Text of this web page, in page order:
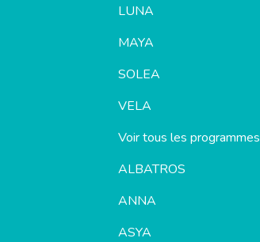
LUNA
MAYA
SOLEA
VELA
Voir tous les programmes
ALBATROS
ANNA
ASYA